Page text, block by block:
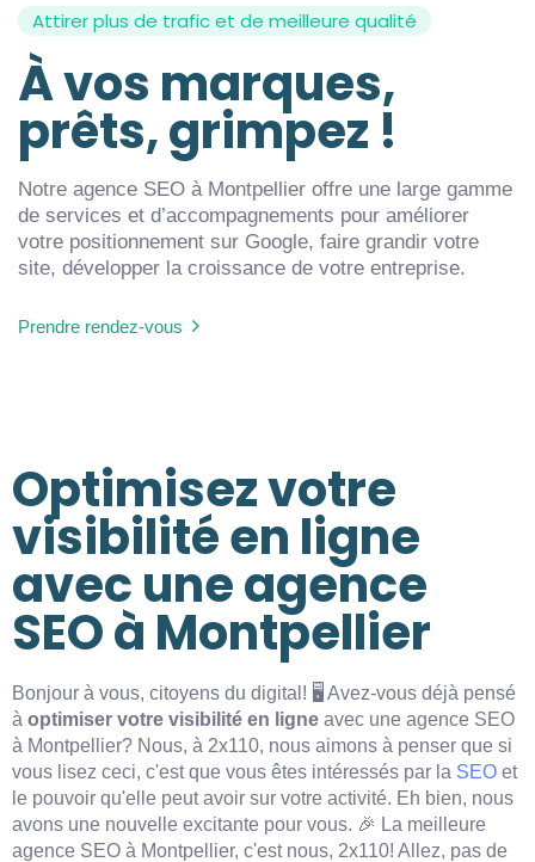
Attirer plus de trafic et de meilleure qualité
À vos marques,
prêts, grimpez !
Notre agence SEO à Montpellier offre une large gamme
de services et d’accompagnements pour améliorer
votre positionnement sur Google, faire grandir votre
site, développer la croissance de votre entreprise.
Prendre rendez-vous
Optimisez votre
visibilité en ligne
avec une agence
SEO à Montpellier
Bonjour à vous, citoyens du digital! 🖥️ Avez-vous déjà pensé
à optimiser votre visibilité en ligne avec une agence SEO
à Montpellier? Nous, à 2x110, nous aimons à penser que si
vous lisez ceci, c'est que vous êtes intéressés par la SEO et
le pouvoir qu'elle peut avoir sur votre activité. Eh bien, nous
avons une nouvelle excitante pour vous. 🎉 La meilleure
agence SEO à Montpellier, c'est nous, 2x110! Allez, pas de